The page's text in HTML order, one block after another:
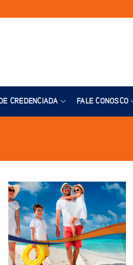
CREDENCIADA FALE CONOSCO